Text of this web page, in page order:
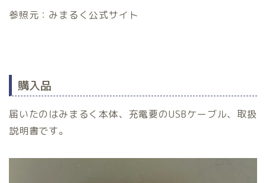
参照元：みまるく公式サイト
購入品
届いたのはみまるく本体、充電要のUSBケーブル、取扱
説明書です。